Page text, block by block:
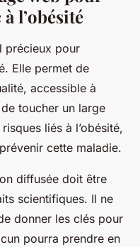
l’obésité
précieux pour
Elle permet de
accessible à
toucher un large
liés à l’obésité,
cette maladie.
diffusée doit être
scientifiques. Il ne
donner les clés pour
pourra prendre en